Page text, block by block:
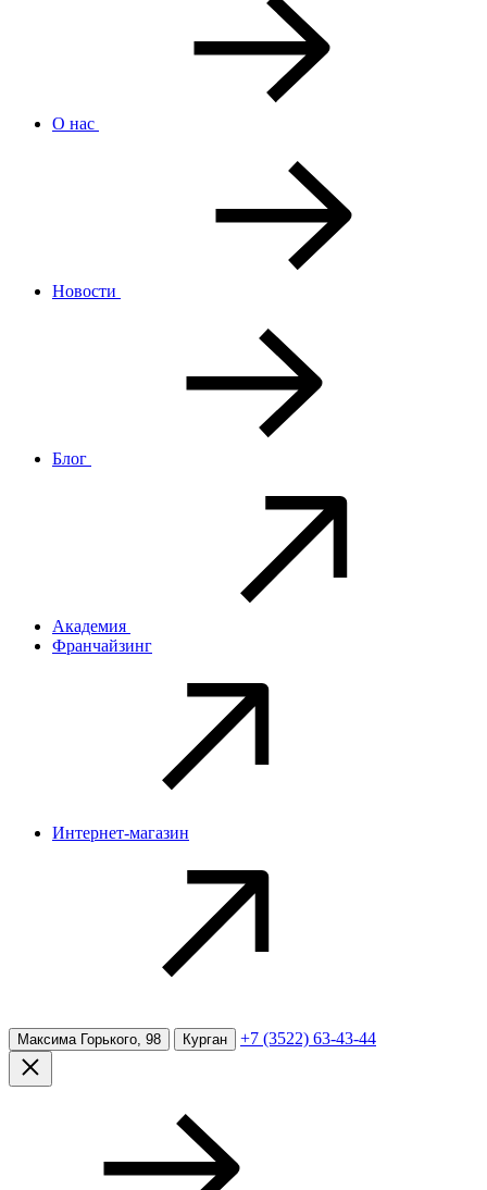
О нас
Новости
Блог
Академия
Франчайзинг
Интернет-магазин
Максима Горького, 98 Курган +7 (3522) 63-43-44